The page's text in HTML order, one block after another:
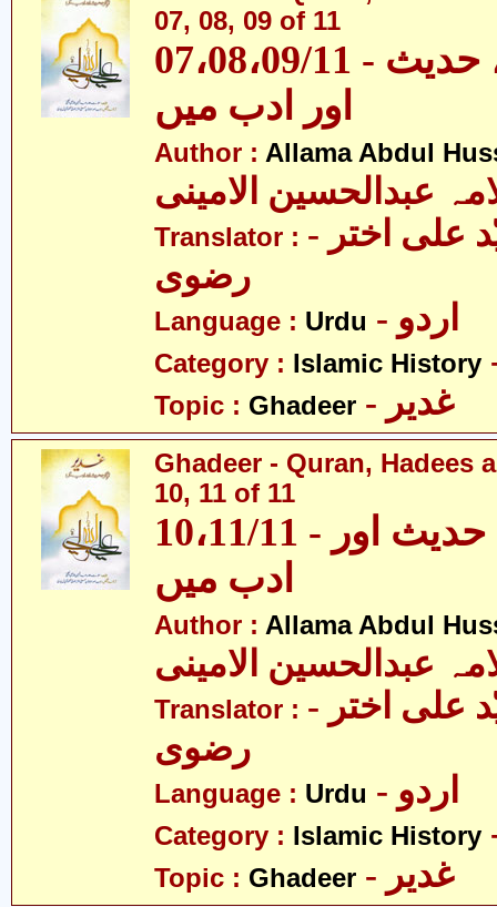
07, 08, 09 of 11
07،08،09/11 - غدیر - قرآن، حدیث
اور ادب میں
Author : Allama Abdul
عبدالحسین الامینی
Translator : - مولانا سیّد علی اختر
رضوی
Language : Urdu - اردو
Category : Islamic History
Topic : Ghadeer - غدیر
Ghadeer - Quran, Hadees
10, 11 of 11
10،11/11 - غدیر - قرآن، حدیث اور
ادب میں
Author : Allama Abdul
عبدالحسین الامینی
Translator : - مولانا سیّد علی اختر
رضوی
Language : Urdu - اردو
Category : Islamic History
Topic : Ghadeer - غدیر